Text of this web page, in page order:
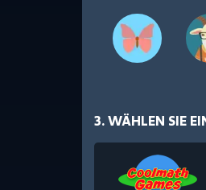
3. WÄHLEN SIE